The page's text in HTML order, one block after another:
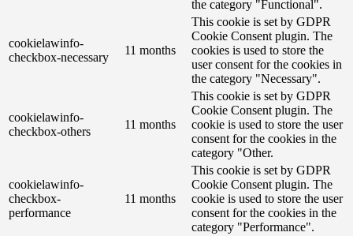
the category "Functional".
cookielawinfo-
checkbox-necessary
11 months
This cookie is set by GDPR
Cookie Consent plugin. The
cookies is used to store the
user consent for the cookies in
the category "Necessary".
cookielawinfo-
checkbox-others
11 months
This cookie is set by GDPR
Cookie Consent plugin. The
cookie is used to store the user
consent for the cookies in the
category "Other.
cookielawinfo-
checkbox-
performance
11 months
This cookie is set by GDPR
Cookie Consent plugin. The
cookie is used to store the user
consent for the cookies in the
category "Performance".